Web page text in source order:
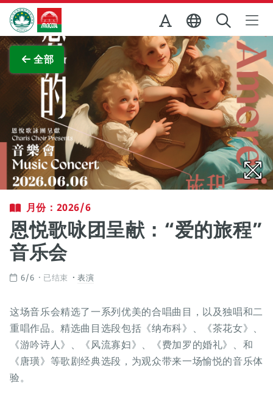
跳至主内容
澳门特别行政区政府旅游局
全部
查看原图
月份：2026/6
恩悦歌咏团呈献：“爱的旅程”
音乐会
6/6 已结束 表演
这场音乐会精选了一系列优美的合唱曲目，以及独唱和二
重唱作品。精选曲目选段包括《纳布科》、《茶花女》、
《游吟诗人》、《风流寡妇》、《费加罗的婚礼》、和
《唐璜》等歌剧经典选段，为观众带来一场愉悦的音乐体
验。